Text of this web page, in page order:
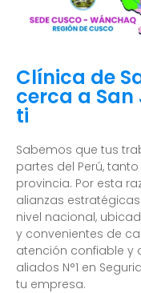
Clínica de
cerca a
ti
Sabemos que tus
partes del Perú,
provincia. Por esta
alianzas
nivel nacional,
y convenientes de
atención confiable y
aliados N°1 en
tu empresa.